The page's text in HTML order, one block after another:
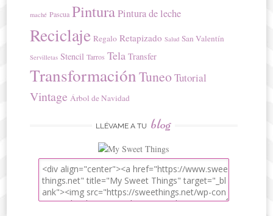
maché Pascua PinturaPintura de leche
Reciclaje Regalo Retapizado Salud San Valentín
Servilletas Stencil Tarros Tela Transfer
TransformaciónTuneo Tutorial
Vintage Árbol de Navidad
LLÉVAME A TU blog